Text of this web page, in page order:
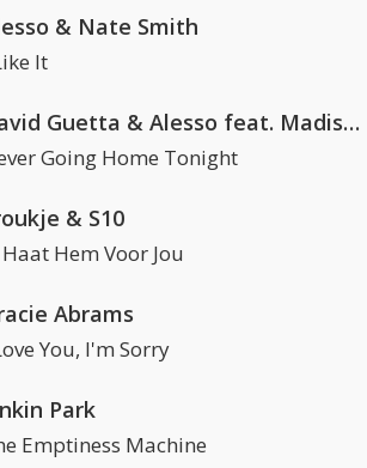
& Nate Smith
It
David Guetta & Alesso feat. Madison Love
Going Home Tonight
& S10
Hem Voor Jou
Abrams
You, I'm Sorry
Park
Emptiness Machine